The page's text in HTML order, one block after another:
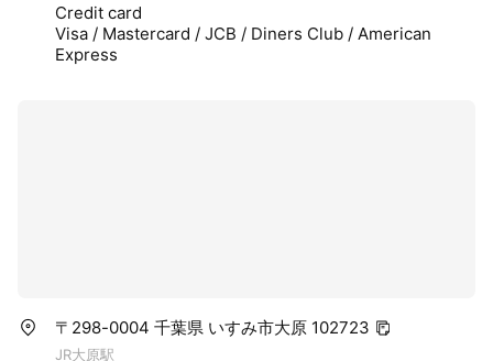
Credit card
Visa / Mastercard / JCB / Diners Club / American
Express
〒298-0004 千葉県 いすみ市大原 102723
JR大原駅